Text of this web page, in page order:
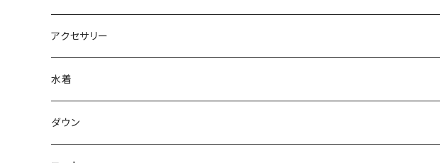
アクセサリー
水着
～44/S
ダウン